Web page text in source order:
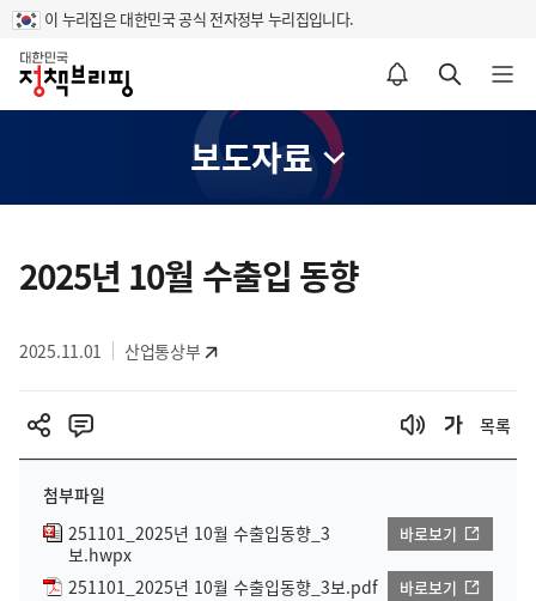
이 누리집은 대한민국 공식 전자정부 누리집입니다.
홈
알림설정 바로가기 검색 바로가기 메뉴 열기
보도자료
텐
츠
역
2025년 10월 수출입 동향
2025.11.01 산업통상부
목록
첨부파일
251101_2025년 10월 수출입동향_3
보.hwpx
바로보기
251101_2025년 10월 수출입동향_3보.pdf 바로보기